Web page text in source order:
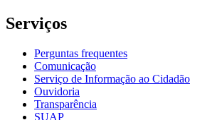
Serviços
Perguntas frequentes
Comunicação
Serviço de Informação ao Cidadão
Ouvidoria
Transparência
SUAP